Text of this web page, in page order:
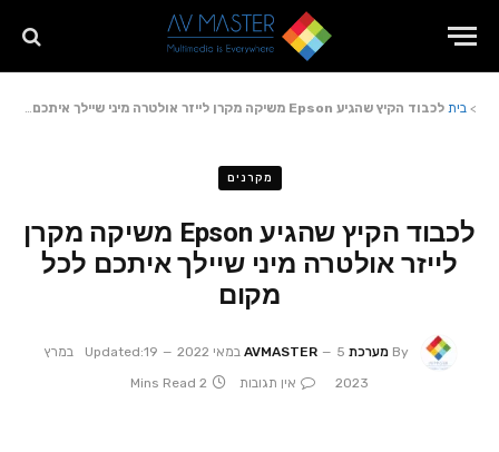
> בית לכבוד הקיץ שהגיע Epson משיקה מקרן לייזר אולטרה מיני שיילך איתכם לכל מקום
מקרנים
לכבוד הקיץ שהגיע Epson משיקה מקרן
לייזר אולטרה מיני שיילך איתכם לכל
מקום
By מערכת AVMASTER 5 במאי 2022 Updated:
19 במרץ
2023
אין תגובות 2 Mins Read